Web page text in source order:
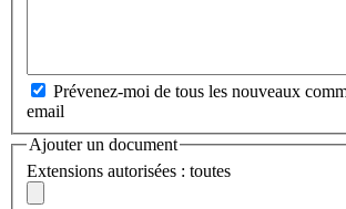
Prévenez-moi de tous les nouveaux
email
Ajouter un document
Extensions autorisées : toutes